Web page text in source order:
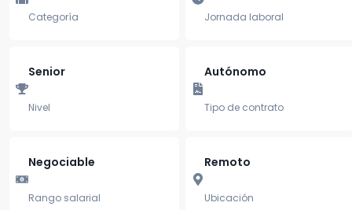
Categoría Jornada laboral
Senior
Nivel
Autónomo
Tipo de contrato
Negociable
Rango salarial
Remoto
Ubicación